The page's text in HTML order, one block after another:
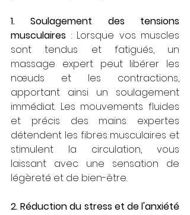
1. Soulagement des tensions
musculaires : Lorsque vos muscles
sont tendus et fatigués, un
massage expert peut libérer les
nœuds et les contractions,
apportant ainsi un soulagement
immédiat. Les mouvements fluides
et précis des mains expertes
détendent les fibres musculaires et
stimulent la circulation, vous
laissant avec une sensation de
légèreté et de bien-être.
2. Réduction du stress et de l'anxiété